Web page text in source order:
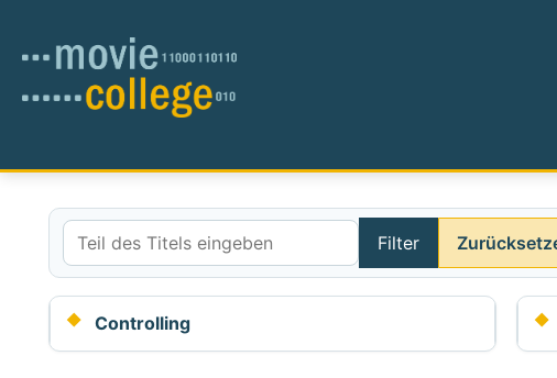
Teil des Titels eingeben
Filter
Controlling